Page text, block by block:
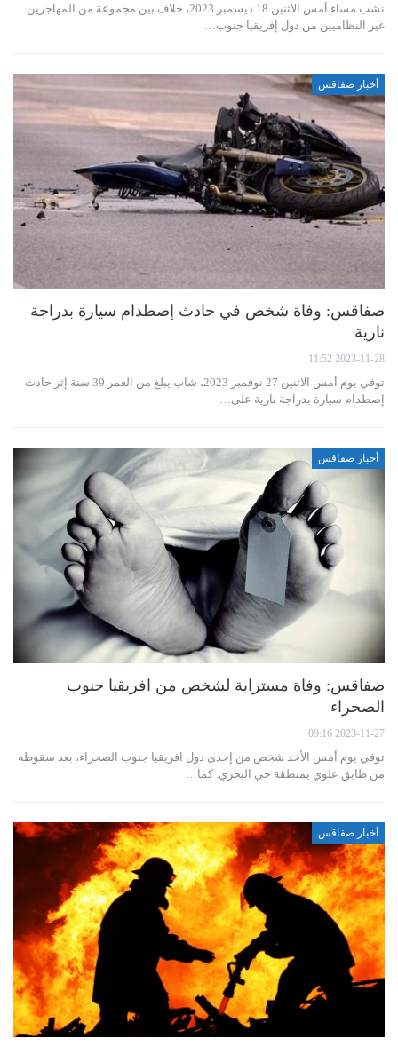
نشب مساء أمس الاثنين 18 ديسمبر 2023، خلاف بين مجموعة من المهاجرين
غير النظاميين من دول إفريقيا جنوب…
أخبار صفاقس
صفاقس: وفاة شخص في حادث إصطدام سيارة بدراجة
نارية
2023-11-28 11:52
توفي يوم أمس الاثنين 27 نوفمبر 2023، شاب يبلغ من العمر 39 سنة إثر حادث
إصطدام سيارة بدراجة نارية على…
أخبار صفاقس
صفاقس: وفاة مسترابة لشخص من افريقيا جنوب
الصحراء
2023-11-27 09:16
توفي يوم أمس الأحد شخص من إحدى دول افريقيا جنوب الصحراء، بعد سقوطه
من طابق علوي بمنطقة حي البحري. كما…
أخبار صفاقس